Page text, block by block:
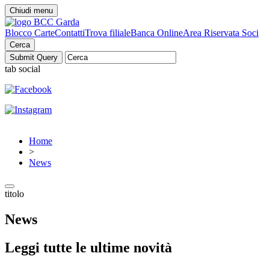
Chiudi menu
Blocco CarteContattiTrova filialeBanca OnlineArea Riservata Soci
Cerca
tab social
Home
>
News
titolo
News
Leggi tutte le ultime novità